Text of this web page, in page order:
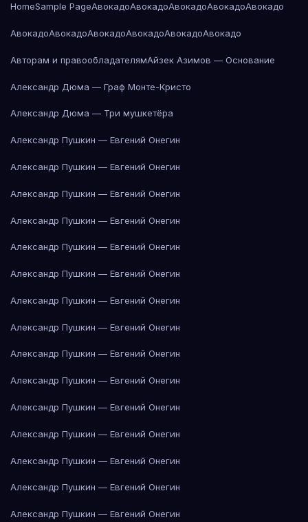
HomeSample PageАвокадоАвокадоАвокадоАвокадоАвокадо
АвокадоАвокадоАвокадоАвокадоАвокадоАвокадо
Авторам и правообладателямАйзек Азимов — Основание
Александр Дюма — Граф Монте-Кристо
Александр Дюма — Три мушкетёра
Александр Пушкин — Евгений Онегин
Александр Пушкин — Евгений Онегин
Александр Пушкин — Евгений Онегин
Александр Пушкин — Евгений Онегин
Александр Пушкин — Евгений Онегин
Александр Пушкин — Евгений Онегин
Александр Пушкин — Евгений Онегин
Александр Пушкин — Евгений Онегин
Александр Пушкин — Евгений Онегин
Александр Пушкин — Евгений Онегин
Александр Пушкин — Евгений Онегин
Александр Пушкин — Евгений Онегин
Александр Пушкин — Евгений Онегин
Александр Пушкин — Евгений Онегин
Александр Пушкин — Евгений Онегин